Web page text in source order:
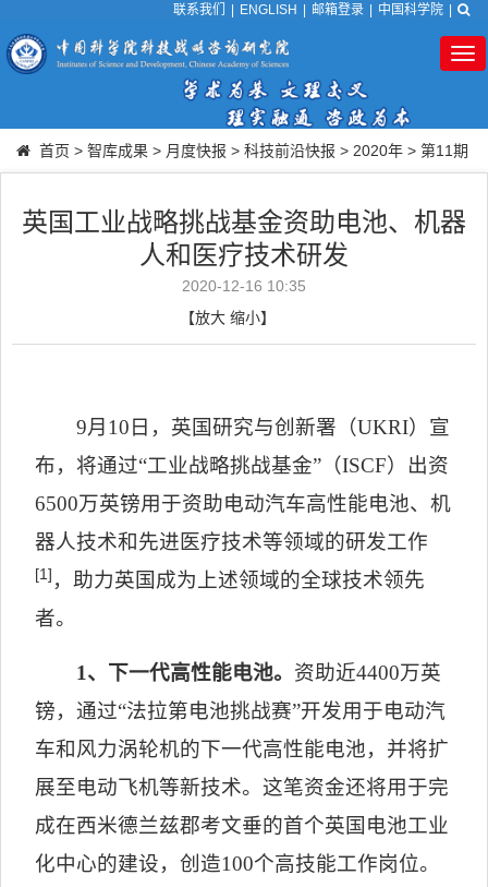
联系我们 ENGLISH 邮箱登录 中国科学院
首页 > 智库成果 > 月度快报 > 科技前沿快报 > 2020年 > 第11期
英国工业战略挑战基金资助电池、机器
人和医疗技术研发
2020-12-16 10:35
【放大 缩小】
9月 10 日，英国研究与创新署（UKRI）宣
布，将通过“工业战略挑战基金” （ISCF）出资
6500万英镑用于资助电动汽车高性能电池、机
器人技术和先进医疗技术等领域的研发工作
[1] ，助力英国成为上述领域的全球技术领先
者。
1、下一代高性能电池。 资助近4400万英
镑，通过“法拉第电池挑战赛”开发用于电动汽
车和风力涡轮机的下一代高性能电池，并将扩
展至电动飞机等新技术。这笔资金还将用于完
成在西米德兰兹郡考文垂的首个英国电池工业
化中心的建设，创造100个高技能工作岗位。